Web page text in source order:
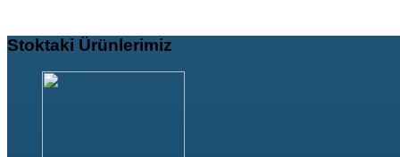
Stoktaki Ürünlerimiz